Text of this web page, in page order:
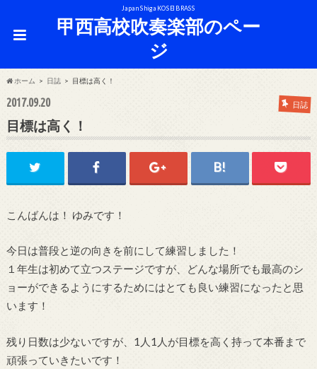
Japan Shiga KOSEI BRASS
甲西高校吹奏楽部のペー
ジ
ホーム 日誌 目標は高く！
2017.09.20 日誌
目標は高く！
こんばんは！ ゆみです！
今日は普段と逆の向きを前にして練習しました！
１年生は初めて立つステージですが、どんな場所でも最高のシ
ョーができるようにするためにはとても良い練習になったと思
います！
残り日数は少ないですが、1人1人が目標を高く持って本番まで
頑張っていきたいです！